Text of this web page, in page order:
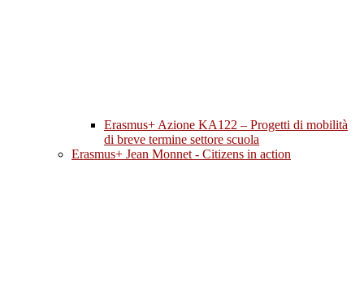
Erasmus+ Azione KA122 – Progetti di mobilità
di breve termine settore scuola
Erasmus+ Jean Monnet - Citizens in action